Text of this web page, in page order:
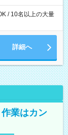
/ 10名以上の大量
詳細へ
業はカン